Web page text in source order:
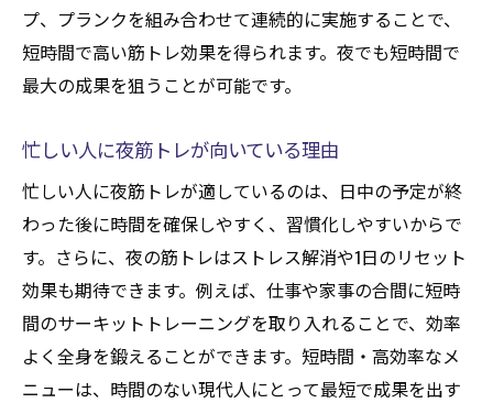
プ、プランクを組み合わせて連続的に実施することで、
短時間で高い筋トレ効果を得られます。夜でも短時間で
最大の成果を狙うことが可能です。
忙しい人に夜筋トレが向いている理由
忙しい人に夜筋トレが適しているのは、日中の予定が終
わった後に時間を確保しやすく、習慣化しやすいからで
す。さらに、夜の筋トレはストレス解消や1日のリセット
効果も期待できます。例えば、仕事や家事の合間に短時
間のサーキットトレーニングを取り入れることで、効率
よく全身を鍛えることができます。短時間・高効率なメ
ニューは、時間のない現代人にとって最短で成果を出す